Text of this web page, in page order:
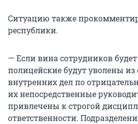
Ситуацию также
республики.
— Если вина сотрудников
полицейские будут уволены из
внутренних дел по
их непосредственные
привлечены к строгой
ответственности.